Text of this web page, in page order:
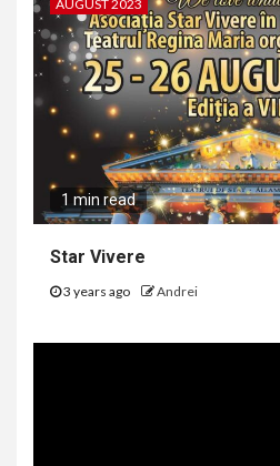
AUGUST 2023
1 min read
Star Vivere
3 years ago Andrei